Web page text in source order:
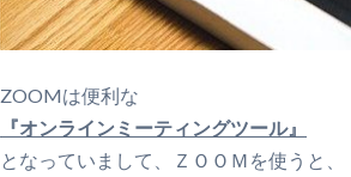
ZOOMは便利な
『オンラインミーティングツール』
となっていまして、ＺＯＯＭを使うと、